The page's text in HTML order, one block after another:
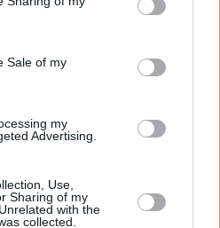
and its third-party tags to
purposes in below Google
Sale of my
my
Advertising.
Use,
Sharing of my
with the
collected.